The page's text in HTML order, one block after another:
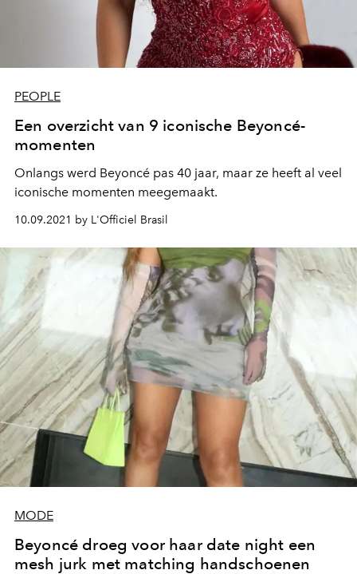
PEOPLE
Een overzicht van 9 iconische Beyoncé-
momenten
Onlangs werd Beyoncé pas 40 jaar, maar ze heeft al veel
iconische momenten meegemaakt.
10.09.2021 by L'Officiel Brasil
MODE
Beyoncé droeg voor haar date night een
mesh jurk met matching handschoenen